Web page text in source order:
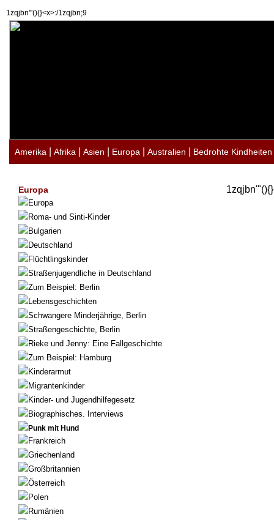
1zqjbn'"(){}<x>:/1zqjbn;9
Amerika Afrika Asien Europa Australien Bedrohte Kindheiten
Europa
Europa
Roma- und Sinti-Kinder
Bulgarien
Deutschland
Flüchtlingskinder
Straßenjugendliche in Deutschland
Zum Beispiel: Berlin
Lebensgeschichten
Schwangere Minderjährige, Berlin
Straßengeschichte, Berlin
Rieke und Jenny: Eine Fallgeschichte
Zum Beispiel: Hamburg
Kinderarmut
Migrantenkinder
Kinder- und Jugendhilfegesetz
Biographisches. Interviews
Punk mit Hund
Frankreich
Griechenland
Großbritannien
Österreich
Polen
Rumänien